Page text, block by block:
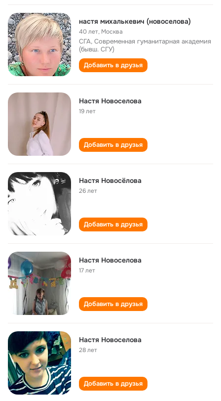
настя михалькевич (новоселова)
40 лет, Москва
СГА, Современная гуманитарная академия
(бывш. СГУ)
Добавить в друзья
Настя Новоселова
19 лет
Добавить в друзья
Настя Новосёлова
26 лет
Добавить в друзья
Настя Новоселова
17 лет
Добавить в друзья
Настя Новоселова
28 лет
Добавить в друзья